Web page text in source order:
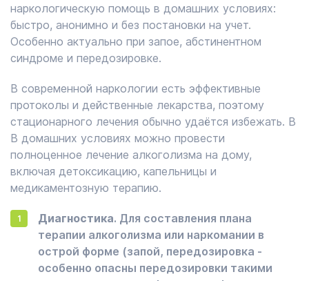
наркологическую помощь в домашних условиях:
быстро, анонимно и без постановки на учет.
Особенно актуально при запое, абстинентном
синдроме и передозировке.
В современной наркологии есть эффективные
протоколы и действенные лекарства, поэтому
стационарного лечения обычно удаётся избежать. В
В домашних условиях можно провести
полноценное лечение алкоголизма на дому,
включая детоксикацию, капельницы и
медикаментозную терапию.
Диагностика. Для составления плана
терапии алкоголизма или наркомании в
острой форме (запой, передозировка -
особенно опасны передозировки такими